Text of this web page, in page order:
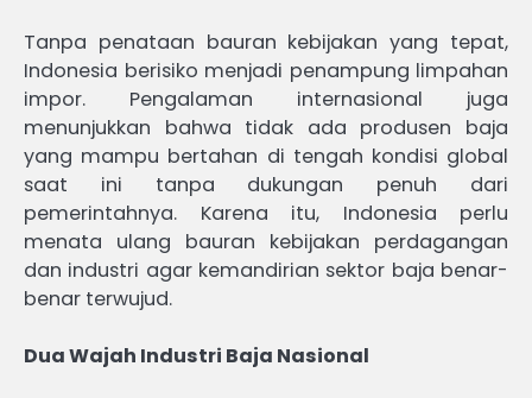
Tanpa penataan bauran kebijakan yang tepat,
Indonesia berisiko menjadi penampung limpahan
impor. Pengalaman internasional juga
menunjukkan bahwa tidak ada produsen baja
yang mampu bertahan di tengah kondisi global
saat ini tanpa dukungan penuh dari
pemerintahnya. Karena itu, Indonesia perlu
menata ulang bauran kebijakan perdagangan
dan industri agar kemandirian sektor baja benar-
benar terwujud.
Dua Wajah Industri Baja Nasional